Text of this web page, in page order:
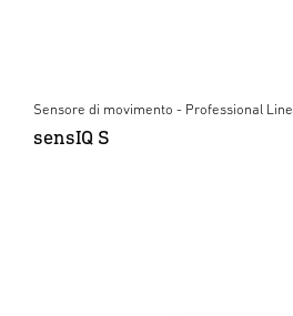
Sensore di movimento - Professional Line
sensIQ S